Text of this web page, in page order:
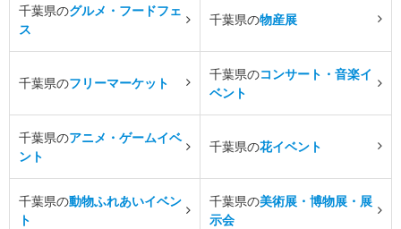
千葉県のグルメ・フードフェ
ス
千葉県の物産展
千葉県のフリーマーケット
千葉県のコンサート・音楽イ
ベント
千葉県のアニメ・ゲームイベ
ント
千葉県の花イベント
千葉県の動物ふれあいイベン
ト
千葉県の美術展・博物展・展
示会